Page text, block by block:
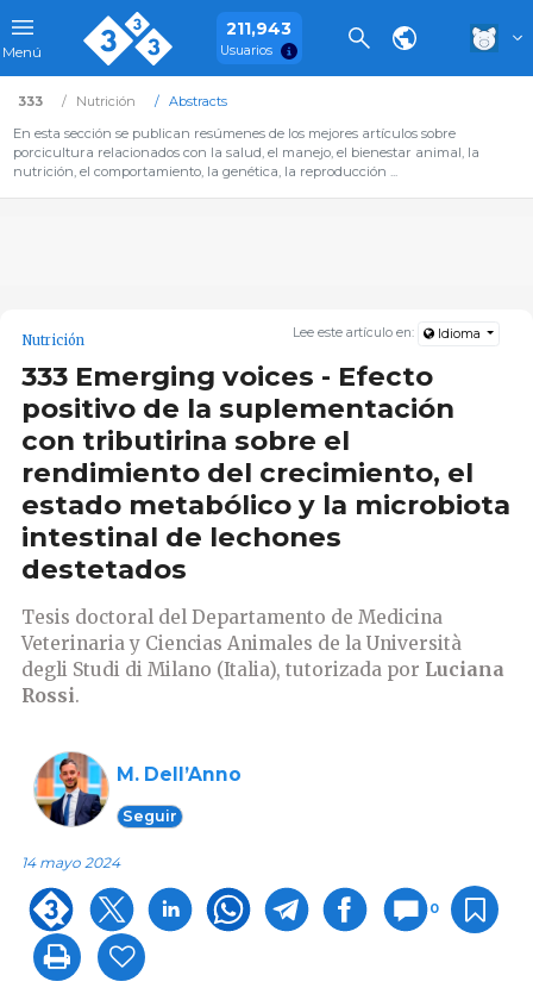
Menú
211,943
Usuarios
333 Nutrición
Abstracts
En esta sección se publican resúmenes de los mejores artículos sobre
porcicultura relacionados con la salud, el manejo, el bienestar animal, la
nutrición, el comportamiento, la genética, la reproducción ...
Lee este artículo en: Idioma
Nutrición
333 Emerging voices - Efecto
positivo de la suplementación
con tributirina sobre el
rendimiento del crecimiento, el
estado metabólico y la microbiota
intestinal de lechones
destetados
Tesis doctoral del Departamento de Medicina
Veterinaria y Ciencias Animales de la Università
degli Studi di Milano (Italia), tutorizada por Luciana
Rossi.
M. Dell’Anno
Seguir
14 mayo 2024
0